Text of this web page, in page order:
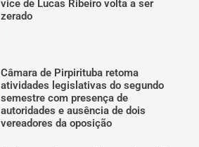
vice de Lucas Ribeiro volta a ser
zerado
Câmara de Pirpirituba retoma
atividades legislativas do segundo
semestre com presença de
autoridades e ausência de dois
vereadores da oposição